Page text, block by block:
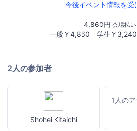
今後イベント情報を受
4,860円 会場払い
一般￥4,860 学生￥3,240
2人の参加者
Shohei Kitaichi
1人の